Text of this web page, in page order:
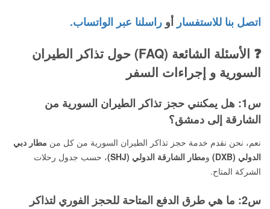
اتصل بنا للاستفسار أو راسلنا عبر الواتساب.
❓ الأسئلة الشائعة (FAQ) حول تذاكر الطيران
السورية و إجراءات السفر
س1: هل يمكنني حجز تذاكر الطيران السورية من
الشارقة إلى دمشق؟
نعم، نحن نقدم خدمة حجز تذاكر الطيران السورية من كل من مطار دبي
الدولي (DXB)
ومطار الشارقة الدولي (SHJ)
، حسب جدول رحلات
الشركة المتاح.
س2: ما هي طرق الدفع المتاحة للحجز الفوري لتذاكر